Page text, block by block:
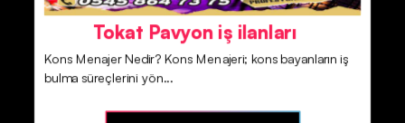
Tokat Pavyon iş ilanları
Kons Menajer Nedir? Kons Menajeri; kons bayanların iş
bulma süreçlerini yön...